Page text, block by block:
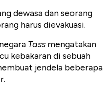
dewasa dan seorang
harus dievakuasi.
Tass mengatakan
kebakaran di sebuah
jendela beberapa